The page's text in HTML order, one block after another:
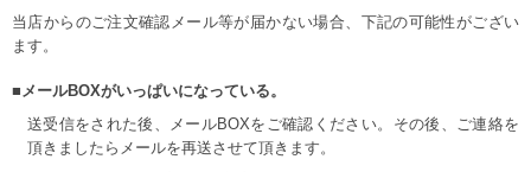
当店からのご注文確認メール等が届かない場合、下記の可能性がござい
ます。
■メールBOXがいっぱいになっている。
送受信をされた後、メールBOXをご確認ください。その後、ご連絡を
頂きましたらメールを再送させて頂きます。